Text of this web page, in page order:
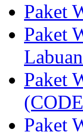
Paket
Paket
Paket
Paket